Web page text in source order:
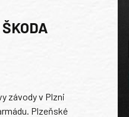
závody v Plzni
Plzeňské